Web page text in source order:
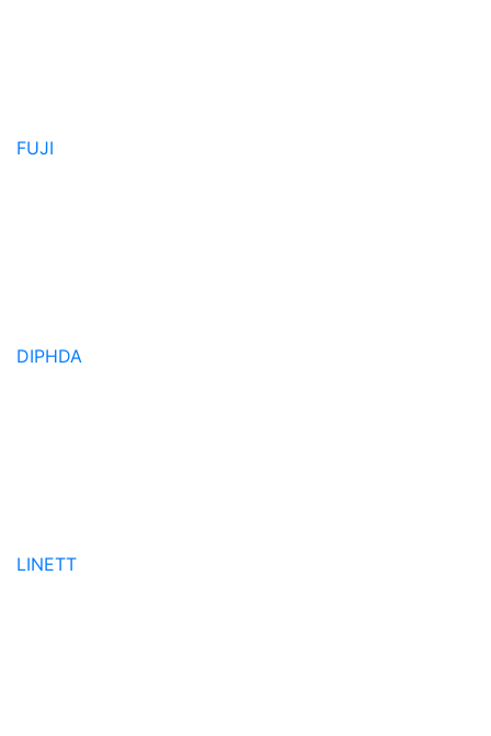
FUJI
DIPHDA
LINETT